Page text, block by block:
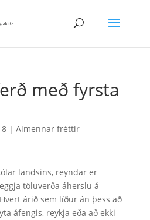
með fyrsta
| Almennar fréttir
landsins, reyndar er
töluverða áherslu á
árið sem líður án þess að
áfengis, reykja eða að ekki